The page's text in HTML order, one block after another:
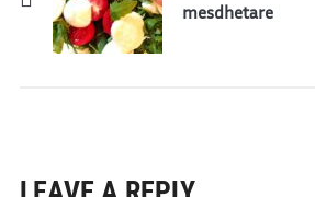
mesdhetare